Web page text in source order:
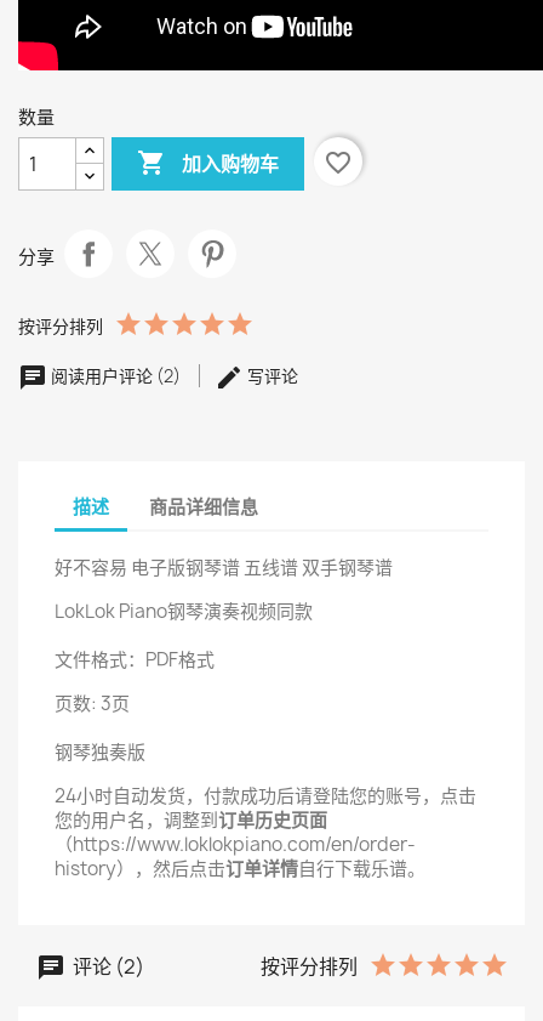
数量
 加入购物车 favorite_border
分享
按评分排列
阅读用户评论 (2) 写评论
描述 商品详细信息
好不容易 电子版钢琴谱 五线谱 双手钢琴谱
LokLok Piano钢琴演奏视频同款
文件格式：PDF格式
页数: 3页
钢琴独奏版
24小时自动发货，付款成功后请登陆您的账号，点击
您的用户名，调整到订单历史页面
（https://www.loklokpiano.com/en/order-
history），然后点击订单详情自行下载乐谱。
评论 (2) 按评分排列